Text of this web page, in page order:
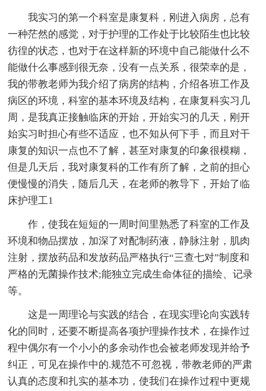
我实习的第一个科室是康复科，刚进入病房，总有
一种茫然的感觉，对于护理的工作处于比较陌生也比较
彷徨的状态，也对于在这样新的环境中自己能做什么不
能做什么事感到很无奈，没有一点关系，很荣幸的是，
我的带教老师为我介绍了病房的结构，介绍各班工作及
病区的环境，科室的基本环境及结构，在康复科实习几
周，是我真正接触临床的开始，开始实习的几天，刚开
始实习时担心有些不适应，也不知从何下手，而且对干
康复的知识一点也不了解，甚至对康复的印象很模糊，
但是几天后，我对康复科的工作有所了解，之前的担心
便慢慢的消失，随后几天，在老师的教导下，开始了临
床护理工1
作，使我在短短的一周时间里熟悉了科室的工作及
环境和物品摆放，加深了对配制药液，静脉注射，肌肉
注射，摆放药品和发放药品严格执行“三查七对”制度和
严格的无菌操作技术;能独立完成生命体征的描绘、记录
等。
这是一周理论与实践的结合，在现实理论向实践转
化的同时，还要不断提高各项护理操作技术，在操作过
程中偶尔有一个小小的多余动作也会被老师发现并给予
纠正，可见在操作中的.规范不可忽视，带教老师的严肃
认真的态度和扎实的基本功，使我们在操作过程中更规